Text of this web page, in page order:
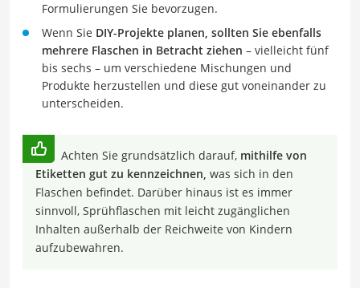
Formulierungen Sie bevorzugen.
Wenn Sie DIY-Projekte planen, sollten Sie ebenfalls
mehrere Flaschen in Betracht ziehen – vielleicht fünf
bis sechs – um verschiedene Mischungen und
Produkte herzustellen und diese gut voneinander zu
unterscheiden.
Achten Sie grundsätzlich darauf, mithilfe von
Etiketten gut zu kennzeichnen, was sich in den
Flaschen befindet. Darüber hinaus ist es immer
sinnvoll, Sprühflaschen mit leicht zugänglichen
Inhalten außerhalb der Reichweite von Kindern
aufzubewahren.